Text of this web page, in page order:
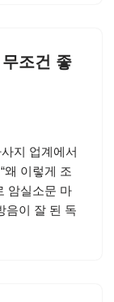
조건 좋
지 업계에서
왜 이렇게 조
암실소문 마
음이 잘 된 독